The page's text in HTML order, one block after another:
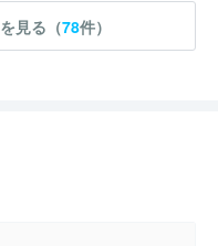
見る（78件）